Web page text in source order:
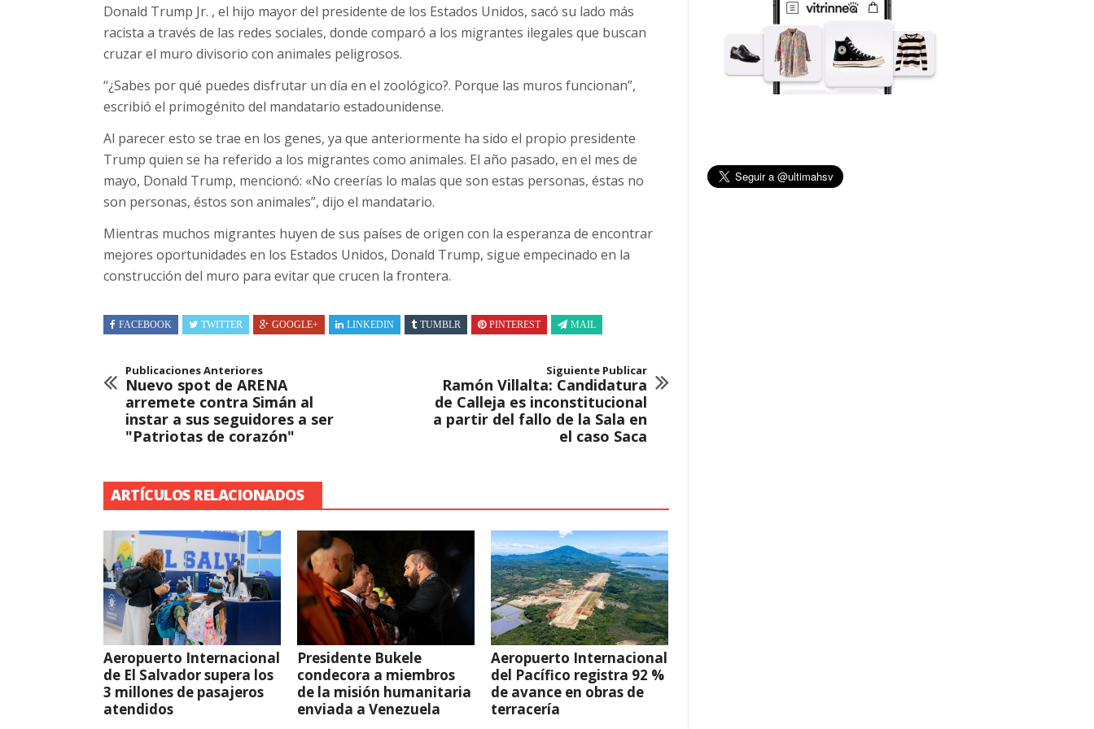
Donald Trump Jr. , el hijo mayor del presidente de los Estados Unidos, sacó su lado más
racista a través de las redes sociales, donde comparó a los migrantes ilegales que buscan
cruzar el muro divisorio con animales peligrosos.
“¿Sabes por qué puedes disfrutar un día en el zoológico?. Porque las muros funcionan”,
escribió el primogénito del mandatario estadounidense.
Al parecer esto se trae en los genes, ya que anteriormente ha sido el propio presidente
Trump quien se ha referido a los migrantes como animales. El año pasado, en el mes de
mayo, Donald Trump, mencionó: «No creerías lo malas que son estas personas, éstas no
son personas, éstos son animales”, dijo el mandatario.
Mientras muchos migrantes huyen de sus países de origen con la esperanza de encontrar
mejores oportunidades en los Estados Unidos, Donald Trump, sigue empecinado en la
construcción del muro para evitar que crucen la frontera.
FACEBOOK TWITTER GOOGLE+ LINKEDIN TUMBLR PINTEREST MAIL
Publicaciones Anteriores
Nuevo spot de ARENA
arremete contra Simán al
instar a sus seguidores a ser
"Patriotas de corazón"
Siguiente Publicar
Ramón Villalta: Candidatura
de Calleja es inconstitucional
a partir del fallo de la Sala en
el caso Saca
ARTÍCULOS RELACIONADOS
Aeropuerto Internacional
de El Salvador supera los
3 millones de pasajeros
atendidos
Presidente Bukele
condecora a miembros
de la misión humanitaria
enviada a Venezuela
Aeropuerto Internacional
del Pacífico registra 92 %
de avance en obras de
terracería